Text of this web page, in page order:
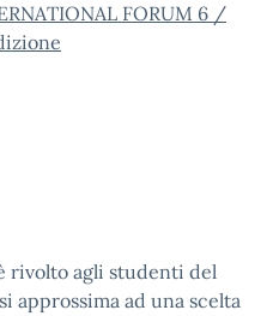
FORUM 6 /
rivolto agli studenti del
approssima ad una scelta